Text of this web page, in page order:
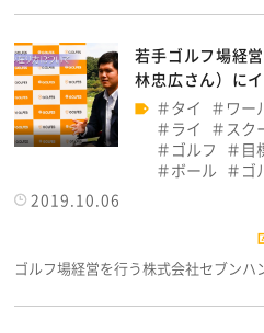
若手ゴルフ場経
林忠広さん）に
タイ
ワー
ライ
スク
ゴルフ
目
ボール
ゴ
2019.10.06
ゴルフ場経営を行う株式会社セブン